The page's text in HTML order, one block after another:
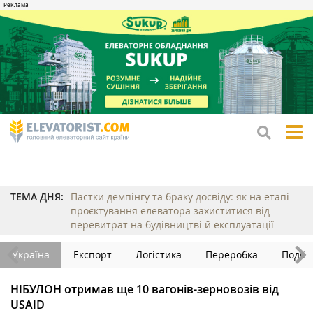
ТЕМА ДНЯ:
Пастки демпінгу та браку досвіду: як на етапі
проєктування елеватора захиститися від
перевитрат на будівництві й експлуатації
Україна Експорт Логістика Переробка Події
НІБУЛОН отримав ще 10 вагонів-зерновозів від
USAID